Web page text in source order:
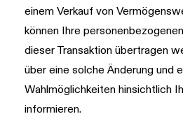
einem Verkauf von
können Ihre
dieser Transaktion übertragen
über eine solche Änderung und
Wahlmöglichkeiten hinsichtlich
informieren.